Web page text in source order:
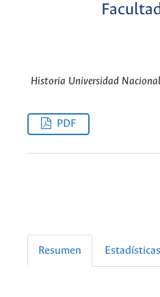
Historia Universidad
PDF
Resumen Estadísticas